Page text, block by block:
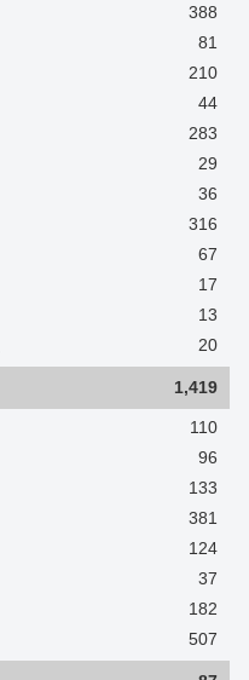
388
81
210
44
283
29
36
316
67
17
13
20
1,419
110
96
133
381
124
37
182
507